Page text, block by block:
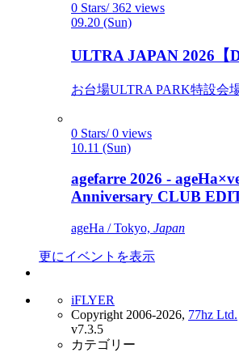
0 Stars/ 362 views
09.20 (Sun)
ULTRA JAPAN 2026【
お台場ULTRA PARK特設会
0 Stars/ 0 views
10.11 (Sun)
agefarre 2026 -
Anniversary CLUB
ageHa / Tokyo, Japan
更にイベントを表示
iFLYER
Copyright 2006-2026, 77hz Ltd.
v7.3.5
カテゴリー